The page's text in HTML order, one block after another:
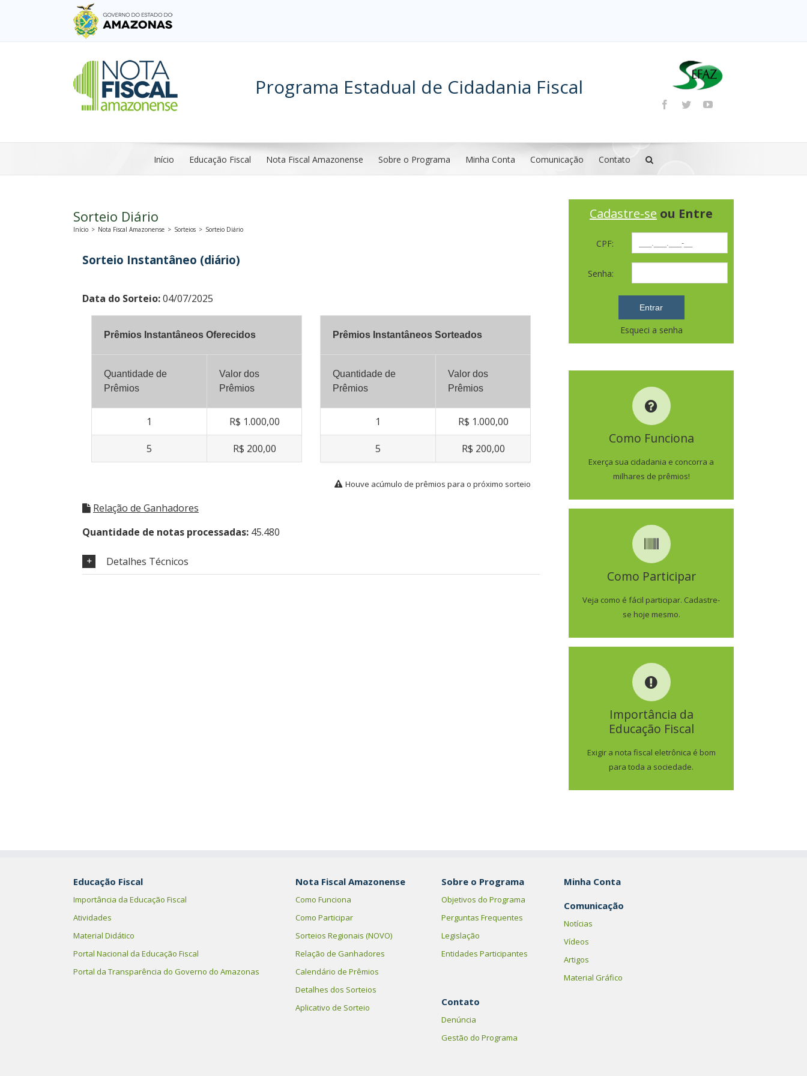
Programa Estadual de Cidadania Fiscal
Início Educação Fiscal Nota Fiscal Amazonense Sobre o Programa Minha Conta Comunicação Contato
Sorteio Diário
Início > Nota Fiscal Amazonense > Sorteios > Sorteio Diário
Sorteio Instantâneo (diário)
Data do Sorteio:04/07/2025
Prêmios Instantâneos Oferecidos
Quantidade de
Prêmios
Valor dos
Prêmios
1 R$ 1.000,00
5 R$ 200,00
Prêmios Instantâneos Sorteados
Quantidade de
Prêmios
Valor dos
Prêmios
1 R$ 1.000,00
5 R$ 200,00
Houve acúmulo de prêmios para o próximo sorteio
Relação de Ganhadores
Quantidade de notas processadas: 45.480
Detalhes Técnicos
Cadastre-se ou Entre
CPF:
Senha:
Esqueci a senha
Como Funciona
Exerça sua cidadania e concorra a
milhares de prêmios!
COMO FUNCIONA
Como Participar
Veja como é fácil participar. Cadastre-
se hoje mesmo.
COMO PARTICIPAR
Importância da
Educação Fiscal
Exigir a nota fiscal eletrônica é bom
para toda a sociedade.
IMPORTÂNCIA DA
SAIBA MAIS
Educação Fiscal
Importância da Educação Fiscal
Atividades
Material Didático
Portal Nacional da Educação Fiscal
Portal da Transparência do Governo do Amazonas
Nota Fiscal Amazonense
Como Funciona
Como Participar
Sorteios Regionais (NOVO)
Relação de Ganhadores
Calendário de Prêmios
Detalhes dos Sorteios
Aplicativo de Sorteio
Sobre o Programa
Objetivos do Programa
Perguntas Frequentes
Legislação
Entidades Participantes
Minha Conta
Comunicação
Notícias
Vídeos
Artigos
Material Gráfico
Contato
Denúncia
Gestão do Programa